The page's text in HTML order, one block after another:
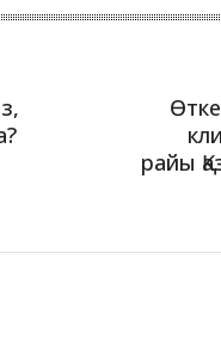
райы